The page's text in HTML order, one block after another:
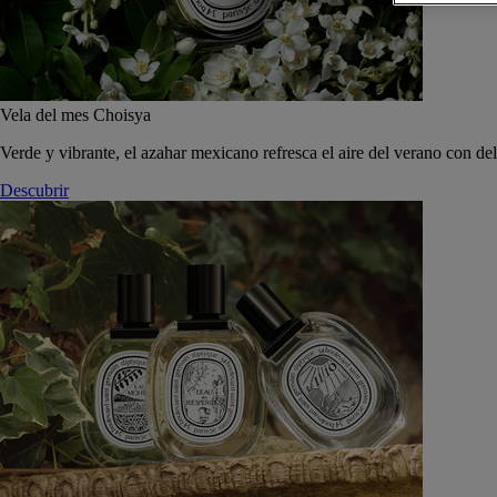
Vela del mes Choisya
Verde y vibrante, el azahar mexicano refresca el aire del verano con
Descubrir